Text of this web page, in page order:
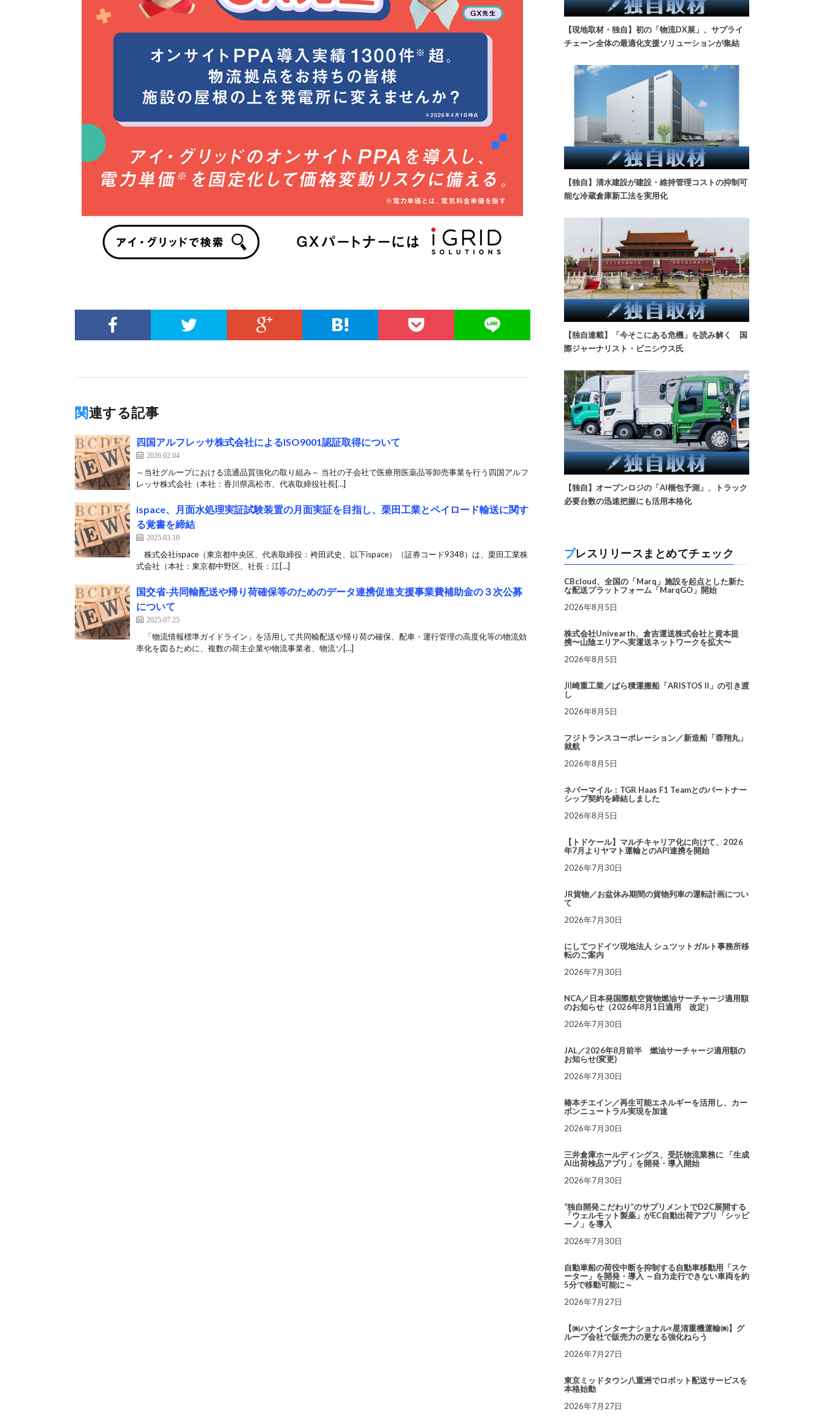
関連する記事
四国アルフレッサ株式会社によるISO9001認証取得について
2026.02.04
～当社グループにおける流通品質強化の取り組み～ 当社の子会社で医療用医薬品等卸売事業を行う四国アルフ
レッサ株式会社（本社：香川県高松市、代表取締役社長[…]
ispace、月面水処理実証試験装置の月面実証を目指し、栗田工業とペイロード輸送に関す
る覚書を締結
2025.03.10
株式会社ispace（東京都中央区、代表取締役：袴田武史、以下ispace）（証券コード9348）は、栗田工業株
式会社（本社：東京都中野区、社長：江[…]
国交省-共同輸配送や帰り荷確保等のためのデータ連携促進支援事業費補助金の３次公募
について
2025.07.25
「物流情報標準ガイドライン」を活用して共同輸配送や帰り荷の確保、配車・運行管理の高度化等の物流効
率化を図るために、複数の荷主企業や物流事業者、物流ソ[…]
【現地取材・独自】初の「物流DX展」、サプライ
チェーン全体の最適化支援ソリューションが集結
【独自】清水建設が建設・維持管理コストの抑制可
能な冷蔵倉庫新工法を実用化
【独自連載】「今そこにある危機」を読み解く 国
際ジャーナリスト・ビニシウス氏
【独自】オープンロジの「AI梱包予測」、トラック
必要台数の迅速把握にも活用本格化
プレスリリースまとめてチェック
CBcloud、全国の「Marq」施設を起点とした新た
な配送プラットフォーム「MarqGO」開始
2026年8月5日
株式会社Univearth、倉吉運送株式会社と資本提
携〜山陰エリアへ実運送ネットワークを拡大〜
2026年8月5日
川崎重工業／ばら積運搬船「ARISTOS II」の引き渡
し
2026年8月5日
フジトランスコーポレーション／新造船「蓉翔丸」
就航
2026年8月5日
ネバーマイル：TGR Haas F1 Teamとのパートナー
シップ契約を締結しました
2026年8月5日
【トドケール】マルチキャリア化に向けて、2026
年7月よりヤマト運輸とのAPI連携を開始
2026年7月30日
JR貨物／お盆休み期間の貨物列車の運転計画につい
て
2026年7月30日
にしてつドイツ現地法人 シュツットガルト事務所移
転のご案内
2026年7月30日
NCA／日本発国際航空貨物燃油サーチャージ適用額
のお知らせ（2026年8月1日適用 改定）
2026年7月30日
JAL／2026年8月前半 燃油サーチャージ適用額の
お知らせ(変更)
2026年7月30日
椿本チエイン／再生可能エネルギーを活用し、カー
ボンニュートラル実現を加速
2026年7月30日
三井倉庫ホールディングス、受託物流業務に 「生成
AI出荷検品アプリ」を開発・導入開始
2026年7月30日
“独自開発こだわり”のサプリメントでD2C展開する
「ウェルモット製薬」がEC自動出荷アプリ「シッピ
ーノ」を導入
2026年7月30日
自動車船の荷役中断を抑制する自動車移動用「スケ
ーター」を開発・導入 ～自力走行できない車両を約
5分で移動可能に～
2026年7月27日
【㈱ハナインターナショナル×星清重機運輸㈱】グ
ループ会社で販売力の更なる強化ねらう
2026年7月27日
東京ミッドタウン八重洲でロボット配送サービスを
本格始動
2026年7月27日